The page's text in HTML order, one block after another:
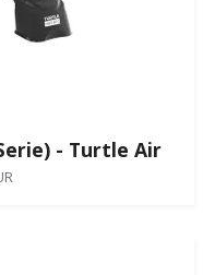
- Turtle Air